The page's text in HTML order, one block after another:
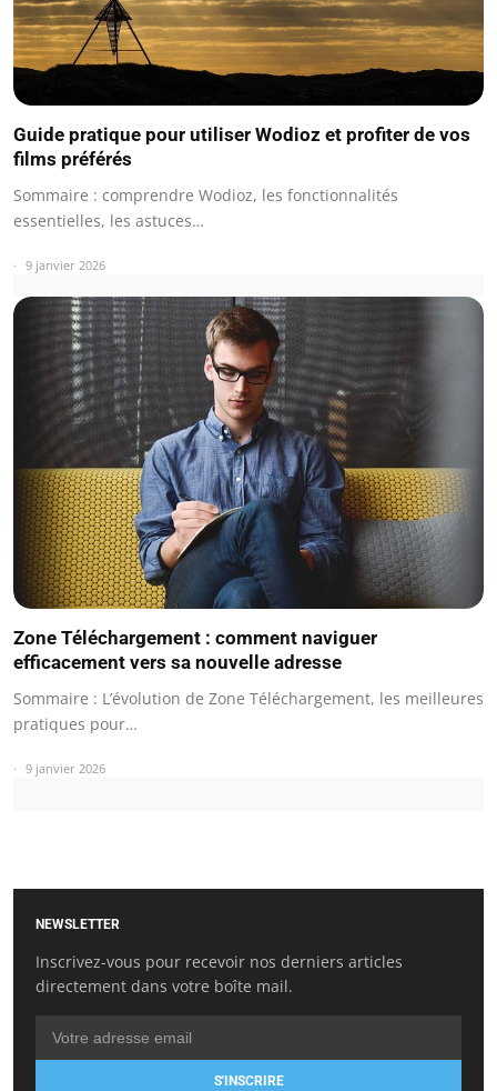
Guide pratique pour utiliser Wodioz et profiter de vos
films préférés
Sommaire : comprendre Wodioz, les fonctionnalités
essentielles, les astuces…
9 janvier 2026
Zone Téléchargement : comment naviguer
efficacement vers sa nouvelle adresse
Sommaire : L’évolution de Zone Téléchargement, les meilleures
pratiques pour…
9 janvier 2026
NEWSLETTER
Inscrivez-vous pour recevoir nos derniers articles
directement dans votre boîte mail.
S'INSCRIRE